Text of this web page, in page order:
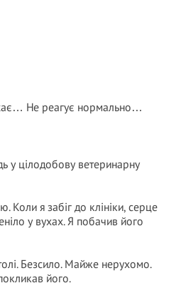
Не реагує нормально…
у цілодобову ветеринарну
Коли я забіг до клініки, серце
у вухах. Я побачив його
Безсило. Майже нерухомо.
його.